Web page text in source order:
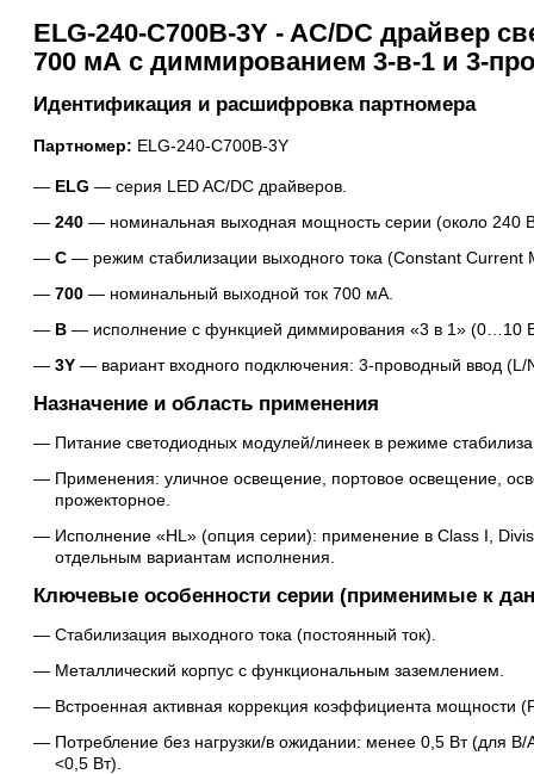
ELG-240-C700B-3Y - AC/DC драйвер
700 мА с диммированием 3-в-1 и 3-
Идентификация и расшифровка партномера
Партномер: ELG-240-C700B-3Y
ELG — серия LED AC/DC драйверов.
240 — номинальная выходная мощность серии (около 240
C — режим стабилизации выходного тока (Constant Current
700 — номинальный выходной ток 700 мА.
B — исполнение с функцией диммирования «3 в 1» (0…10
3Y — вариант входного подключения: 3-проводный ввод
Назначение и область применения
Питание светодиодных модулей/линеек в режиме
Применения: уличное освещение, портовое освещение,
прожекторное.
Исполнение «HL» (опция серии): применение в Class I,
отдельным вариантам исполнения.
Ключевые особенности серии (применимые к
Стабилизация выходного тока (постоянный ток).
Металлический корпус с функциональным заземлением.
Встроенная активная коррекция коэффициента мощности
Потребление без нагрузки/в ожидании: менее 0,5 Вт (для
<0,5 Вт).